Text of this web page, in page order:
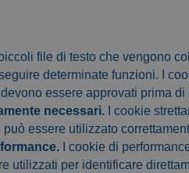
piccoli file di testo che vengono
determinate funzioni. I
essere approvati prima
necessari. I cookie
può essere utilizzato
I cookie di
utilizzati per identificare